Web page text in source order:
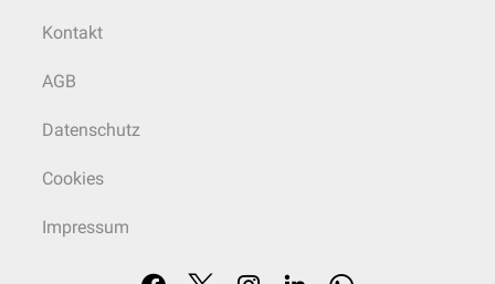
Kontakt
AGB
Datenschutz
Cookies
Impressum